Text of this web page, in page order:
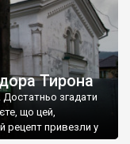
Тирона
Достатньо згадати
що цей,
рецепт привезли у